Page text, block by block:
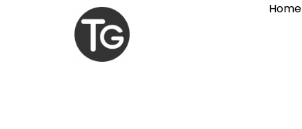
Home